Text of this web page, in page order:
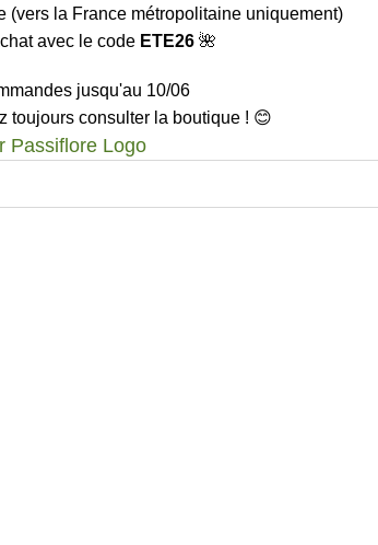
(vers la France métropolitaine uniquement)
avec le code ETE26🌺
jusqu'au 10/06
toujours consulter la boutique ! 😊